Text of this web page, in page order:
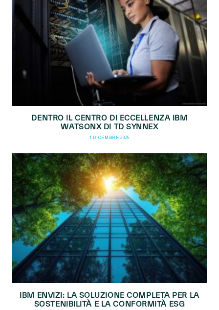
DENTRO IL CENTRO DI ECCELLENZA IBM
WATSONX DI TD SYNNEX
1 DICEMBRE 2025
IBM ENVIZI: LA SOLUZIONE COMPLETA PER LA
SOSTENIBILITÀ E LA CONFORMITÀ ESG